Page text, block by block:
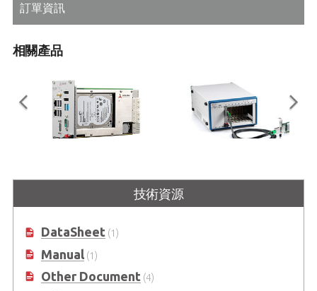
訂單資訊
相關產品
搭載 3U Intel® Core™ i7-4700EQ
四核心處理器的 PXI Express 控制器
PXI Express 的 PCI Express 控制
技術資源
DataSheet(1)
Manual(1)
Other Document(4)